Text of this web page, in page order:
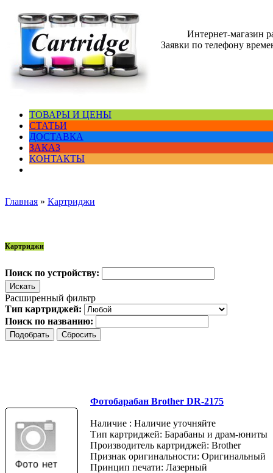
Интернет-магазин
Заявки по телефону
ТОВАРЫ И ЦЕНЫ
СТАТЬИ
ДОСТАВКА
ЗАКАЗ
КОНТАКТЫ
Главная » Картриджи
Картриджи
Поиск по устройству:
Расширенный фильтр
Тип картриджей:
Поиск по названию:
Фотобарабан Brother DR-2175
Наличие : Наличие уточняйте
Тип картриджей: Барабаны и драм-юниты
Производитель картриджей: Brother
Признак оригинальности: Оригинальный
Принцип печати: Лазерный